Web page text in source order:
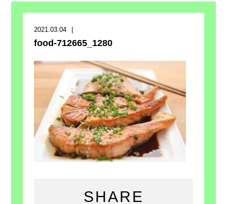
2021.03.04
food-712665_1280
SHARE